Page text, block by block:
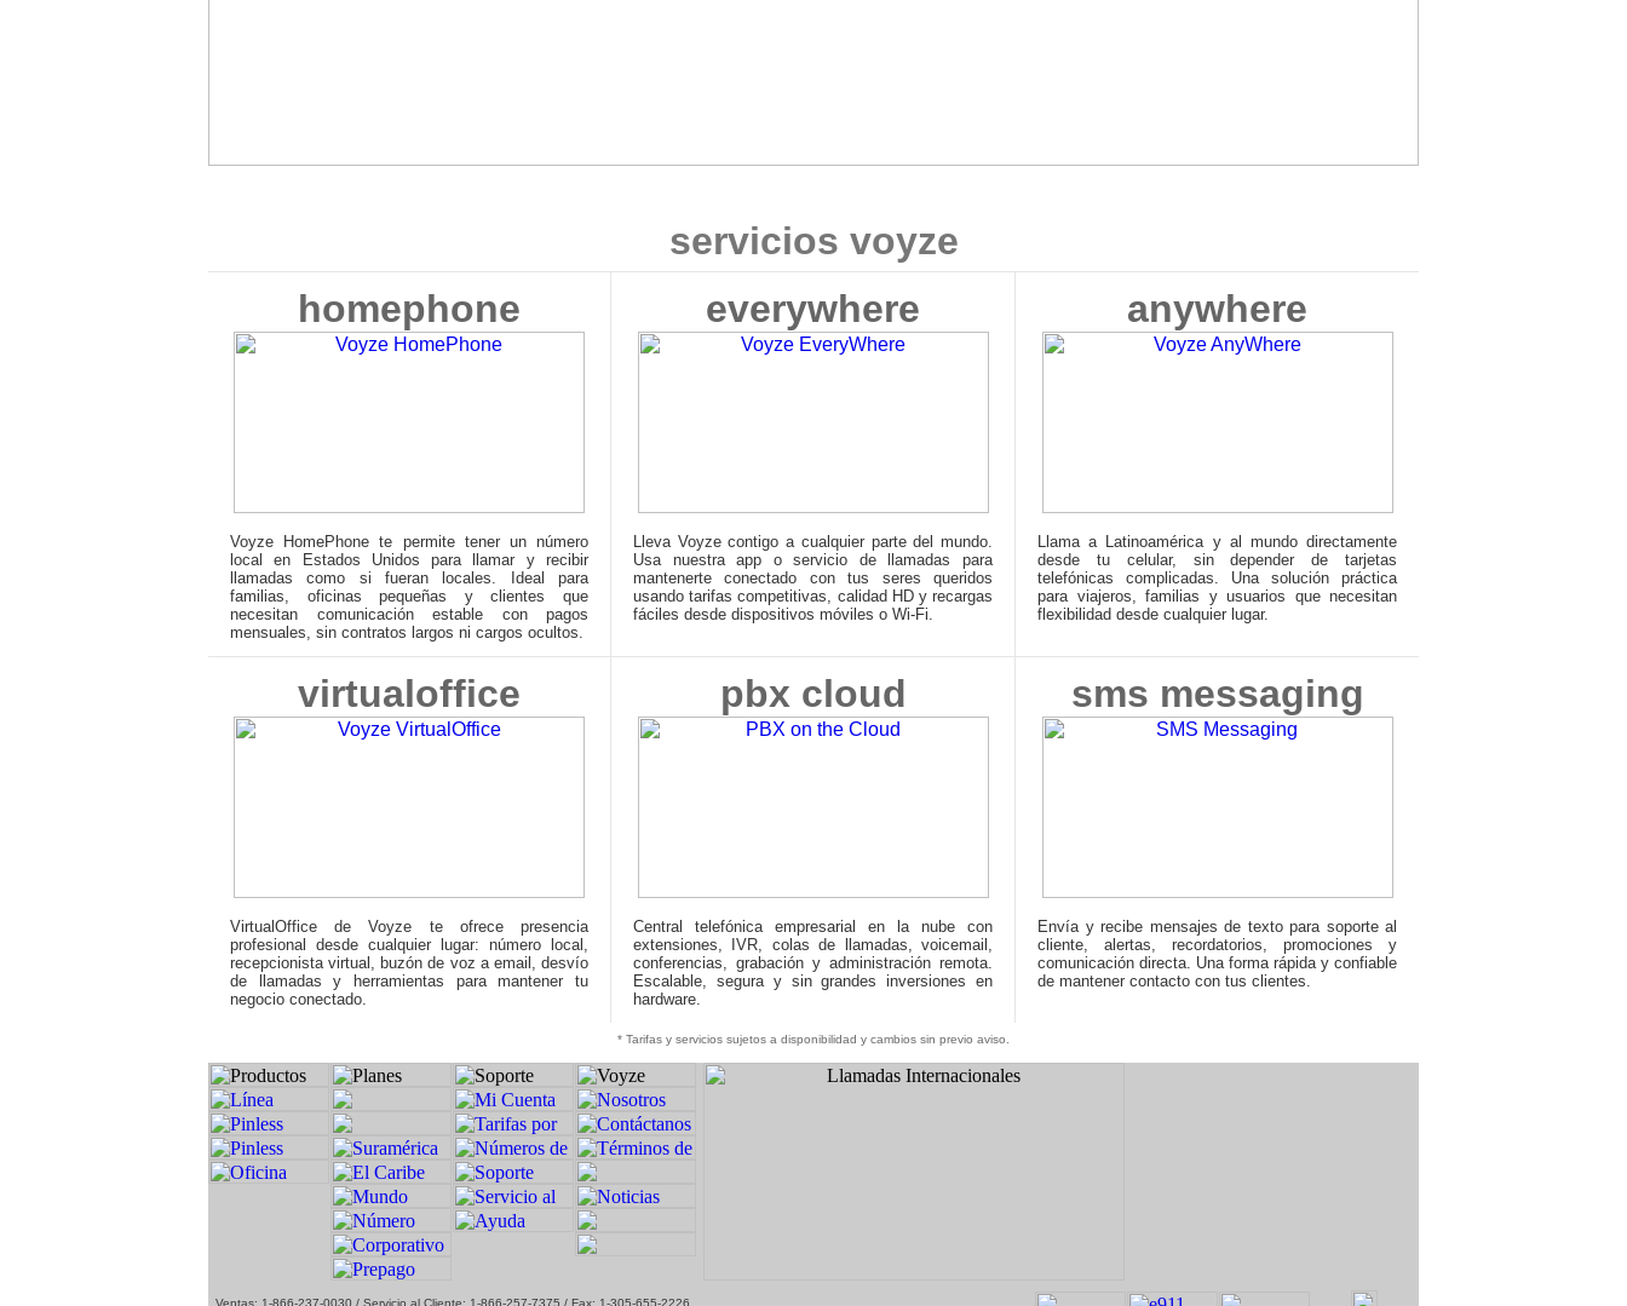
servicios voyze
homephone
Voyze HomePhone te permite tener un número
local en Estados Unidos para llamar y recibir
llamadas como si fueran locales. Ideal para
familias, oficinas pequeñas y clientes que
necesitan comunicación estable con pagos
mensuales, sin contratos largos ni cargos ocultos.
everywhere
Lleva Voyze contigo a cualquier parte del mundo.
Usa nuestra app o servicio de llamadas para
mantenerte conectado con tus seres queridos
usando tarifas competitivas, calidad HD y recargas
fáciles desde dispositivos móviles o Wi-Fi.
anywhere
Llama a Latinoamérica y al mundo directamente
desde tu celular, sin depender de tarjetas
telefónicas complicadas. Una solución práctica
para viajeros, familias y usuarios que necesitan
flexibilidad desde cualquier lugar.
virtualoffice
VirtualOffice de Voyze te ofrece presencia
profesional desde cualquier lugar: número local,
recepcionista virtual, buzón de voz a email, desvío
de llamadas y herramientas para mantener tu
negocio conectado.
pbx cloud
Central telefónica empresarial en la nube con
extensiones, IVR, colas de llamadas, voicemail,
conferencias, grabación y administración remota.
Escalable, segura y sin grandes inversiones en
hardware.
sms messaging
Envía y recibe mensajes de texto para soporte al
cliente, alertas, recordatorios, promociones y
comunicación directa. Una forma rápida y confiable
de mantener contacto con tus clientes.
* Tarifas y servicios sujetos a disponibilidad y cambios sin previo aviso.
Ventas: 1-866-237-0030 / Servicio al Cliente: 1-866-257-7375 / Fax: 1-305-655-2226